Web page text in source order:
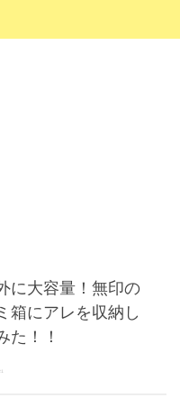
に大容量！無印の
箱にアレを収納し
た！！